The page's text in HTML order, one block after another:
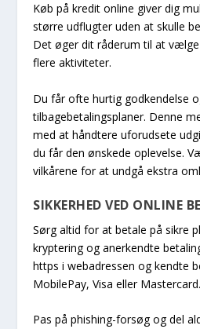
Køb på kredit online giver dig
større udflugter uden at skulle
Det øger dit råderum til at
flere aktiviteter.
Du får ofte hurtig godkendelse
tilbagebetalingsplaner. Denne
med at håndtere uforudsete
du får den ønskede oplevelse.
vilkårene for at undgå ekstra
SIKKERHED VED ONLINE
Sørg altid for at betale på sikre
kryptering og anerkendte
https i webadressen og kendte
MobilePay, Visa eller Mastercard.
Pas på phishing-forsøg og del